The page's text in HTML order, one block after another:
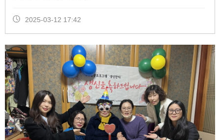
2025-03-12 17:42